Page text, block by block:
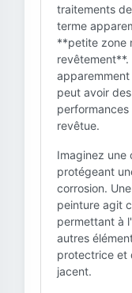
traitements
terme
**petite zone
revêtement**.
peut avoir
revêtue.
Imaginez
protégeant
corrosion.
peinture agit
permettant à
autres
protectrice et
jacent.